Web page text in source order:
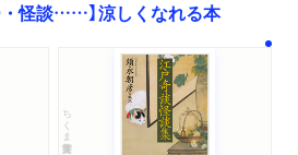
・怪談……】涼しくなれる本
ちくま学芸文庫